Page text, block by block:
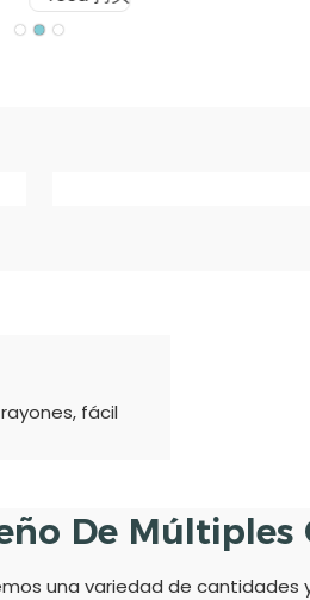
fácil
De Múltiples
una variedad de cantidades